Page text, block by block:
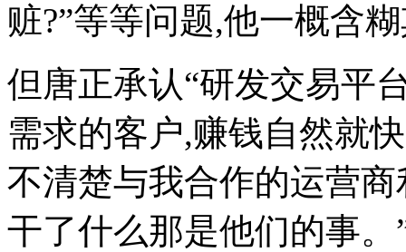
赃?”等等问题,他一概含
但唐正承认“研发交易平
需求的客户,赚钱自然就
不清楚与我合作的运营
干了什么那是他们的事。